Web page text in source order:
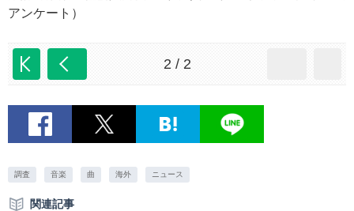
アンケート）
2 / 2
調査 音楽 曲 海外 ニュース
関連記事